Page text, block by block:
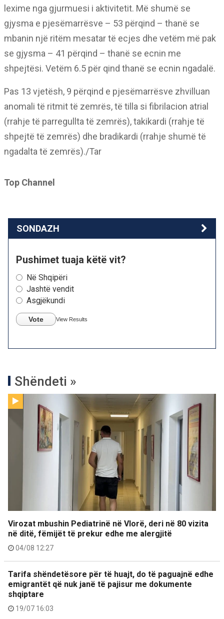
lexime nga gjurmuesi i aktivitetit. Më shumë se
gjysma e pjesëmarrësve – 53 përqind – thanë se
mbanin një ritëm mesatar të ecjes dhe vetëm më pak
se gjysma – 41 përqind – thanë se ecnin me
shpejtësi. Vetëm 6.5 për qind thanë se ecnin ngadalë.
Pas 13 vjetësh, 9 përqind e pjesëmarrësve zhvilluan
anomali të ritmit të zemrës, të tilla si fibrilacion atrial
(rrahje të parregullta të zemrës), takikardi (rrahje të
shpejtë të zemrës) dhe bradikardi (rrahje shumë të
ngadalta të zemrës)./Tar
Top Channel
SONDAZH
Pushimet tuaja këtë vit?
Në Shqipëri
Jashtë vendit
Asgjëkundi
Vote View Results
Shëndeti »
Virozat mbushin Pediatrinë në Vlorë, deri në 80 vizita
në ditë, fëmijët të prekur edhe me alergjitë
04/08 12:27
Tarifa shëndetësore për të huajt, do të paguajnë edhe
emigrantët që nuk janë të pajisur me dokumente
shqiptare
19/07 16:03